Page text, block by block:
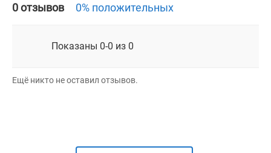
0 отзывов 0% положительных
Показаны 0-0 из 0
Ещё никто не оставил отзывов.